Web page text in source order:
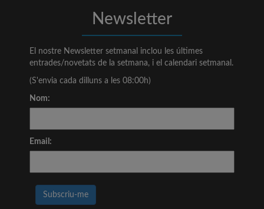
Newsletter
El nostre Newsletter setmanal inclou les últimes
entrades/novetats de la setmana, i el calendari setmanal.
(S'envia cada dilluns a les 08:00h)
Nom:
Email: